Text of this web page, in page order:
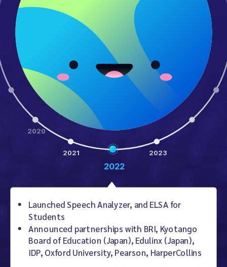
2020
2021
2022
2023
Launched Speech Analyzer, and ELSA for
Students
Announced partnerships with BRI, Kyotango
Board of Education (Japan), Edulinx (Japan),
IDP, Oxford University, Pearson, HarperCollins
Launch Winner